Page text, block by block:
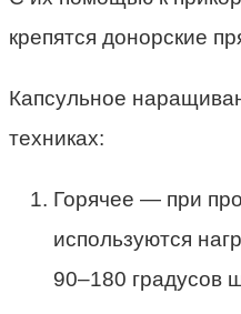
крепятся донорские
Капсульное
техниках:
Горячее — при
используются
90–180 градусов